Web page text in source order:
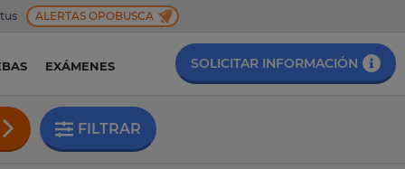
ALERTAS OPOBUSCA
EXÁMENES SOLICITAR INFORMACIÓN
FILTRAR